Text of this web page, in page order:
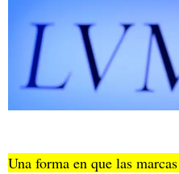
Una forma en que las